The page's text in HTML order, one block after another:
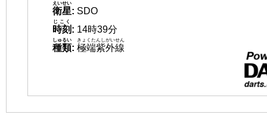
衛星
えいせい
: SDO
時刻
じこく
: 14時39分
種類
しゅるい
: 極端紫外線
きょくたんしがいせん